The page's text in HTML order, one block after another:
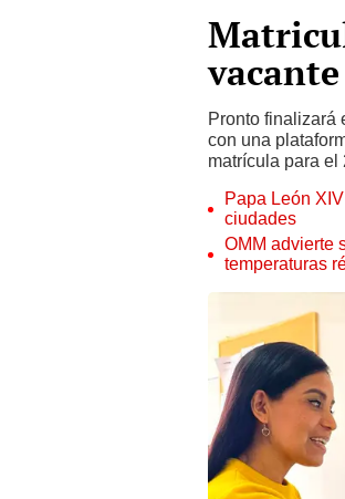
Pronto finalizará
con una
matrícula para el
Papa León
ciudades
OMM advierte
temperaturas